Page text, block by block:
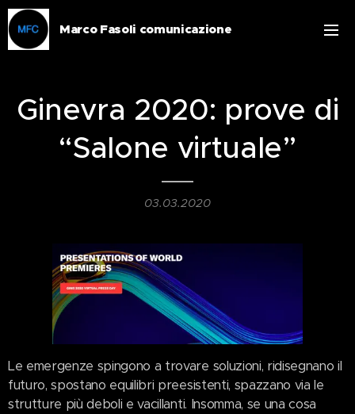
Marco Fasoli comunicazione
Ginevra 2020: prove di
“Salone virtuale”
03.03.2020
Le emergenze spingono a trovare soluzioni, ridisegnano il
futuro, spostano equilibri preesistenti, spazzano via le
strutture più deboli e vacillanti. Insomma, se una cosa